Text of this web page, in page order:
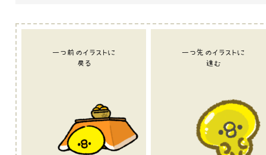
一つ前のイラストに
戻る
一つ先のイラストに
進む